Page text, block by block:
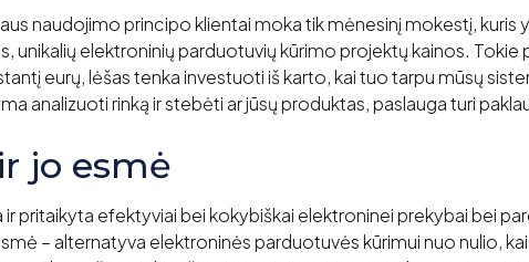
naudojimo principo klientai moka tik mėnesinį mokestį, kuris
unikalių elektroninių parduotuvių kūrimo projektų kainos. Tokie
eurų, lėšas tenka investuoti iš karto, kai tuo tarpu mūsų
analizuoti rinką ir stebėti ar jūsų produktas, paslauga turi
jo esmė
pritaikyta efektyviai bei kokybiškai elektroninei prekybai bei
– alternatyva elektroninės parduotuvės kūrimui nuo nulio,